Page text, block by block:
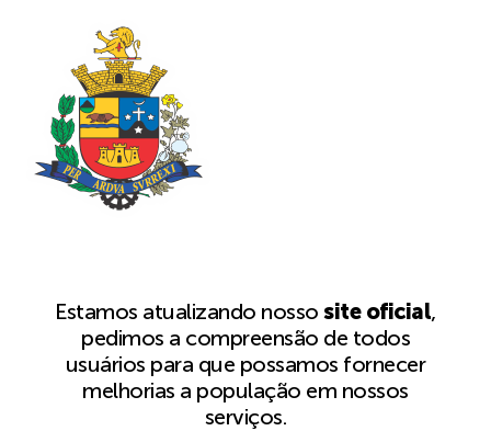
Estamos atualizando nossosite oficial,
pedimos a compreensão de todos
usuários para que possamos fornecer
melhorias a população em nossos
serviços.